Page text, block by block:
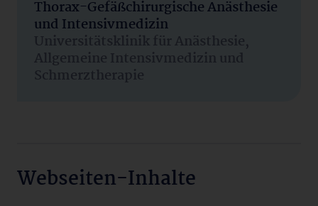
Thorax-Gefäßchirurgische Anästhesie
und Intensivmedizin
Universitätsklinik für Anästhesie,
Allgemeine Intensivmedizin und
Schmerztherapie
Webseiten-Inhalte